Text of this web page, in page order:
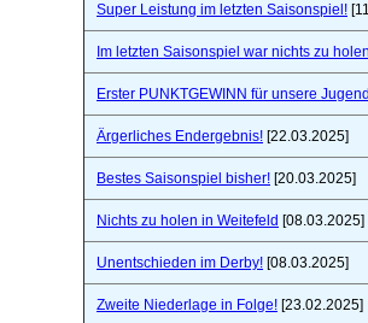
Super Leistung im letzten Saisonspiel!
Im letzten Saisonspiel war nichts zu
Erster PUNKTGEWINN für unsere
Ärgerliches Endergebnis! [22.03.2025]
Bestes Saisonspiel bisher! [20.03.2025]
Nichts zu holen in Weitefeld [08.03.2025]
Unentschieden im Derby! [08.03.2025]
Zweite Niederlage in Folge! [23.02.2025]